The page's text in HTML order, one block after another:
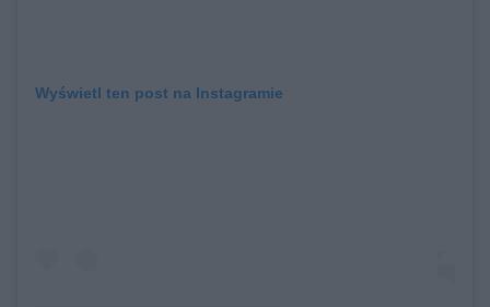
Wyświetl ten post na Instagramie